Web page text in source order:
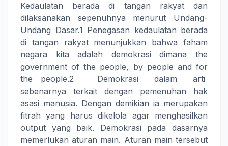
Kedaulatan berada di tangan rakyat dan
dilaksanakan sepenuhnya menurut Undang-
Undang Dasar.1 Penegasan kedaulatan berada
di tangan rakyat menunjukkan bahwa faham
negara kita adalah demokrasi dimana the
government of the people, by people and for
the people.2 Demokrasi dalam arti
sebenarnya terkait dengan pemenuhan hak
asasi manusia. Dengan demikian ia merupakan
fitrah yang harus dikelola agar menghasilkan
output yang baik. Demokrasi pada dasarnya
memerlukan aturan main. Aturan main tersebut